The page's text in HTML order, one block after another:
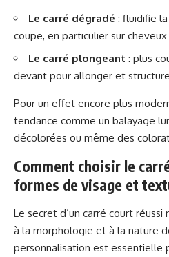
Le carré dégradé : fluidifie
coupe, en particulier sur cheveux
Le carré plongeant : plus
devant pour allonger et
Pour un effet encore plus
tendance comme un balayage
décolorées ou même des
Comment choisir le
formes de visage et
Le secret d’un carré court
à la morphologie et à la nature
personnalisation est essentielle